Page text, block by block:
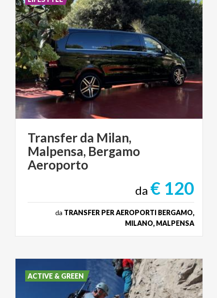
Transfer da Milan,
Malpensa, Bergamo
Aeroporto
da € 120
da TRANSFER PER AEROPORTI BERGAMO,
MILANO, MALPENSA
ACTIVE & GREEN